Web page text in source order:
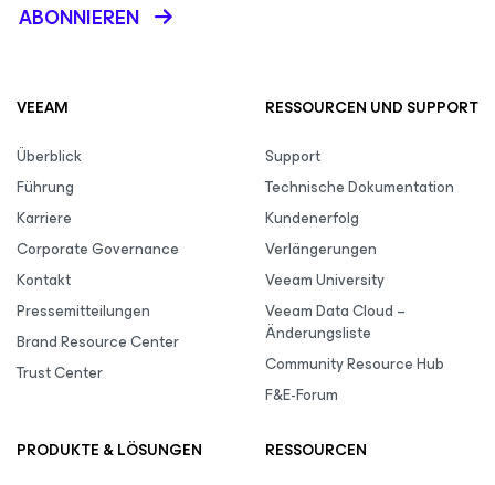
ABONNIEREN
VEEAM
Überblick
Führung
Karriere
Corporate Governance
Kontakt
Pressemitteilungen
Brand Resource Center
Trust Center
RESSOURCEN UND SUPPORT
Support
Technische Dokumentation
Kundenerfolg
Verlängerungen
Veeam University
Veeam Data Cloud –
Änderungsliste
Community Resource Hub
F&E-Forum
PRODUKTE & LÖSUNGEN
RESSOURCEN